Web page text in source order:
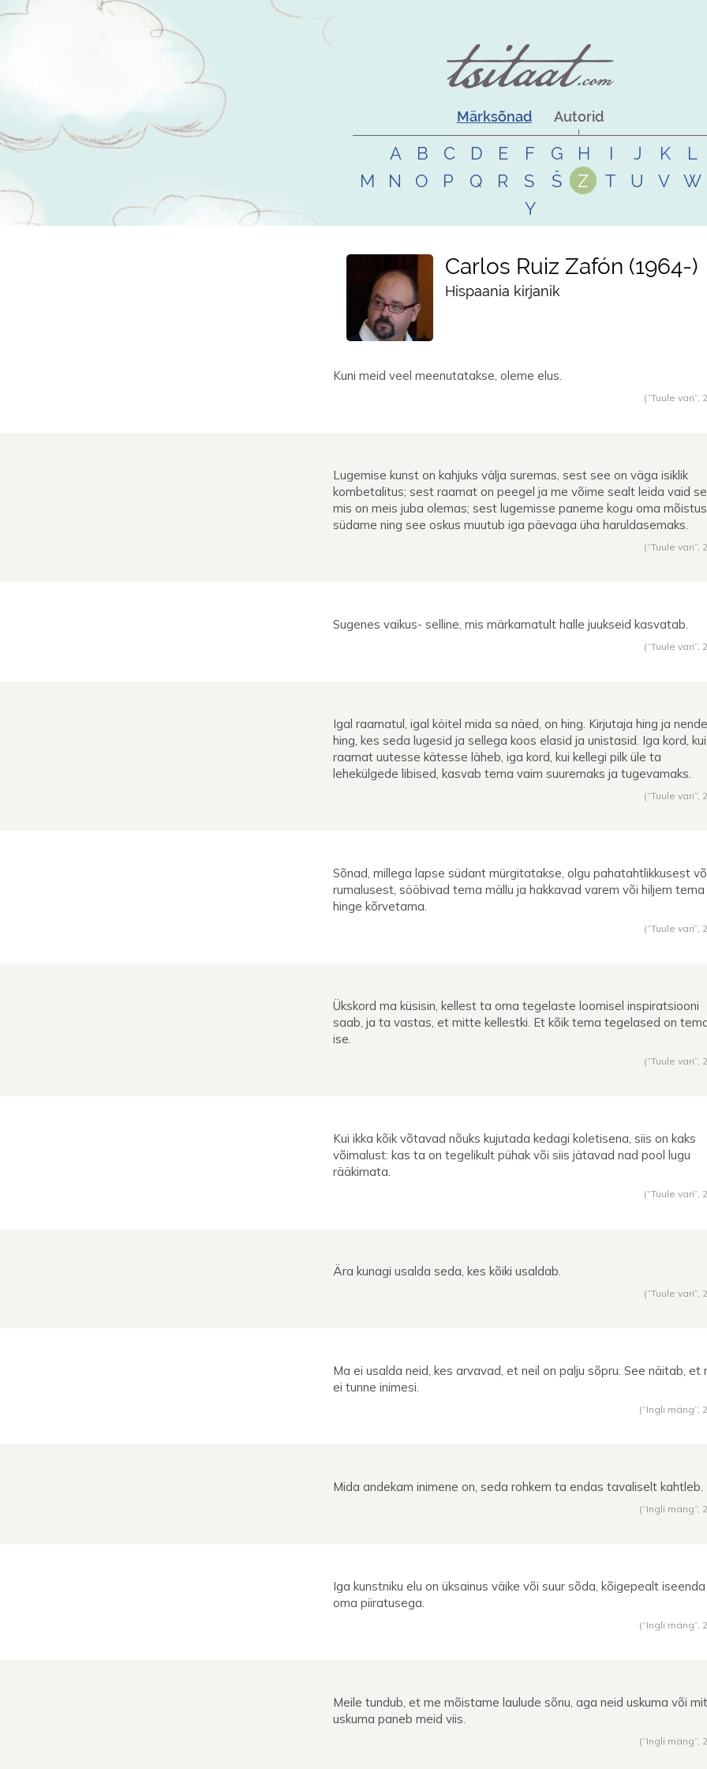
Märksõnad Autorid
A B C D E F G H I J K
L
M
N O P Q R S Š Z T U V
W
Y
Carlos Ruiz Zafón 1964-
Hispaania kirjanik
Kuni meid veel meenutatakse, oleme elus.
(“Tuule vari”,
Lugemise kunst on kahjuks välja suremas, sest see on väga isiklik
kombetalitus; sest raamat on peegel ja me võime sealt leida vaid
mis on meis juba olemas; sest lugemisse paneme kogu oma
südame ning see oskus muutub iga päevaga üha haruldasemaks.
(“Tuule vari”,
Sugenes vaikus- selline, mis märkamatult halle juukseid kasvatab.
(“Tuule vari”,
Igal raamatul, igal köitel mida sa näed, on hing. Kirjutaja hing ja nende
hing, kes seda lugesid ja sellega koos elasid ja unistasid. Iga kord, kui
raamat uutesse kätesse läheb, iga kord, kui kellegi pilk üle ta
lehekülgede libised, kasvab tema vaim suuremaks ja tugevamaks.
(“Tuule vari”,
Sõnad, millega lapse südant mürgitatakse, olgu pahatahtlikkusest
rumalusest, sööbivad tema mällu ja hakkavad varem või hiljem tema
hinge kõrvetama.
(“Tuule vari”,
Ükskord ma küsisin, kellest ta oma tegelaste loomisel inspiratsiooni
saab, ja ta vastas, et mitte kellestki. Et kõik tema tegelased on
ise.
(“Tuule vari”,
Kui ikka kõik võtavad nõuks kujutada kedagi koletisena, siis on kaks
võimalust: kas ta on tegelikult pühak või siis jätavad nad pool lugu
rääkimata.
(“Tuule vari”,
Ära kunagi usalda seda, kes kõiki usaldab.
(“Tuule vari”,
Ma ei usalda neid, kes arvavad, et neil on palju sõpru. See näitab, et
ei tunne inimesi.
(“Ingli mäng”,
Mida andekam inimene on, seda rohkem ta endas tavaliselt kahtleb.
(“Ingli mäng”,
Iga kunstniku elu on üksainus väike või suur sõda, kõigepealt
oma piiratusega.
(“Ingli mäng”,
Meile tundub, et me mõistame laulude sõnu, aga neid uskuma või
uskuma paneb meid viis.
(“Ingli mäng”,